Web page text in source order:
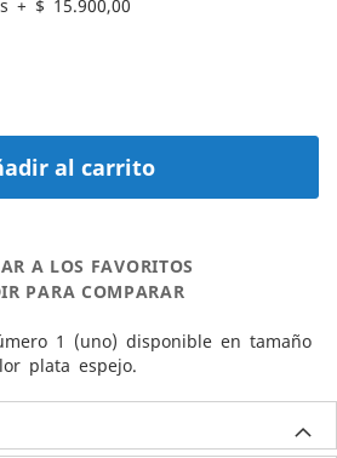
+ $ 15.900,00
al carrito
A LOS FAVORITOS
PARA COMPARAR
1 (uno) disponible en tamaño
plata espejo.